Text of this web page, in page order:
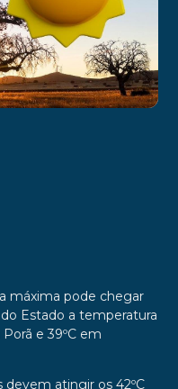
máxima pode chegar
do Estado a temperatura
e 39ºC em
devem atingir os 42ºC